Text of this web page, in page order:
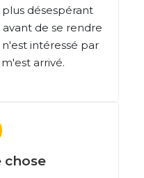
désespérant
de se rendre
intéressé par
arrivé.
chose